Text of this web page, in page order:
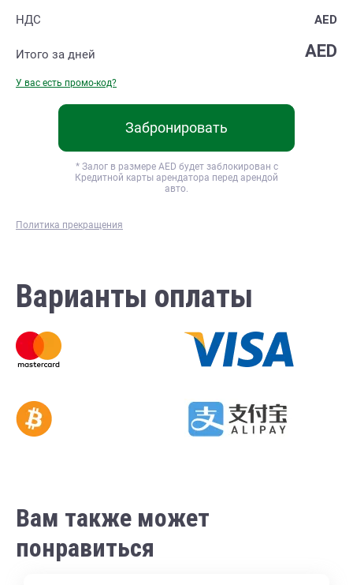
НДС
AED
Итого за дней AED
У вас есть промо-код?
Политика прекращения
Забронировать
* Залог в размере AED будет заблокирован с
Кредитной карты арендатора перед арендой
авто.
Варианты оплаты
Вам также может
понравиться